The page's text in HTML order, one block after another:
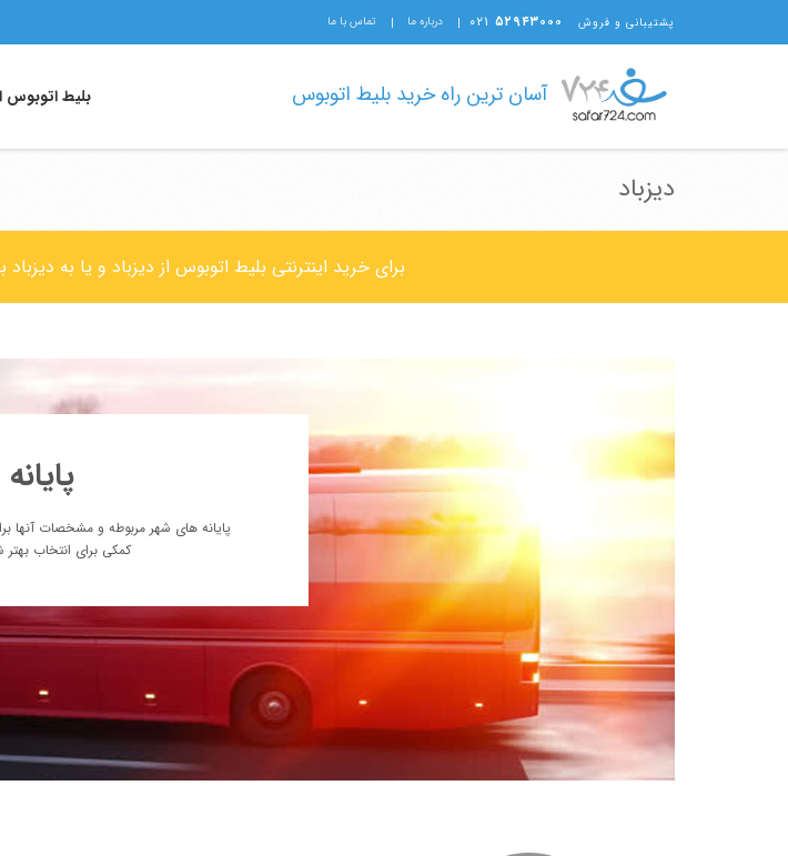
پشتیبانی و فروش ۵۲۹۴۳۰۰۰ ۰۲۱ درباره ما تماس با ما
آسان ترین راه خرید بلیط اتوبوس بلیط اتوبوس
دیزباد
برای خرید اینترنتی بلیط اتوبوس از دیزباد و یا به
پایانه
پایانه های شهر مربوطه و مشخصات آنها
کمکی برای انتخاب بهتر